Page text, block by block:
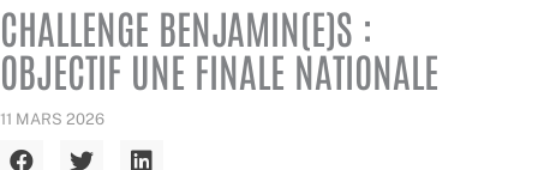
CHALLENGE BENJAMIN(E)S :
OBJECTIF UNE FINALE NATIONALE
11 MARS 2026